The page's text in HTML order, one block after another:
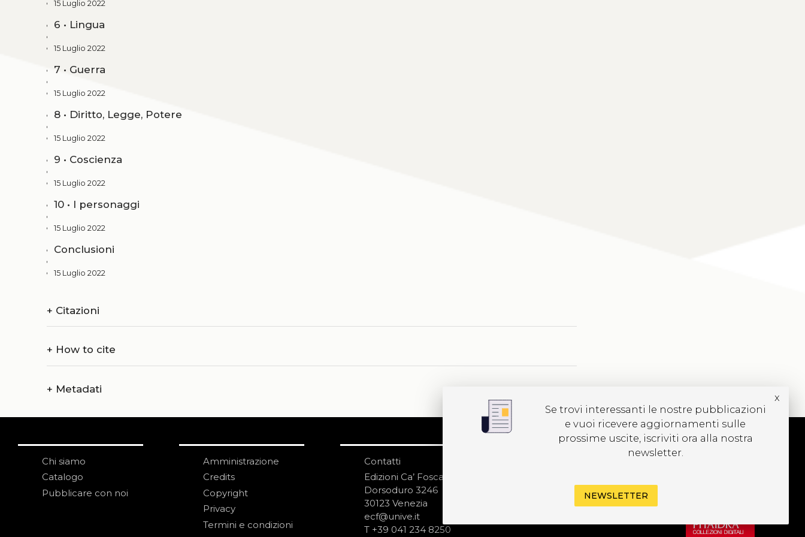
15 Luglio 2022
6 • Lingua
15 Luglio 2022
7 • Guerra
15 Luglio 2022
8 • Diritto, Legge, Potere
15 Luglio 2022
9 • Coscienza
15 Luglio 2022
10 • I personaggi
15 Luglio 2022
Conclusioni
15 Luglio 2022
+ Citazioni
+ How to cite
+ Metadati
Chi siamo
Catalogo
Pubblicare con noi
Amministrazione
Credits
Copyright
Privacy
Termini e condizioni
Contatti
Edizioni Ca’ Foscari
Dorsoduro 3246
30123 Venezia
ecf@unive.it
T +39 041 234 8250
Se trovi interessanti le nostre pubblicazioni
e vuoi ricevere aggiornamenti sulle
prossime uscite, iscriviti ora alla nostra
newsletter.
x
NEWSLETTER